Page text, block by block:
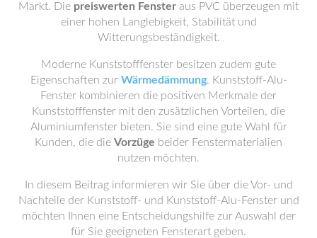
Markt. Die preiswerten Fenster aus PVC überzeugen mit
einer hohen Langlebigkeit, Stabilität und
Witterungsbeständigkeit.
Moderne Kunststofffenster besitzen zudem gute
Eigenschaften zur Wärmedämmung. Kunststoff-Alu-
Fenster kombinieren die positiven Merkmale der
Kunststofffenster mit den zusätzlichen Vorteilen, die
Aluminiumfenster bieten. Sie sind eine gute Wahl für
Kunden, die die Vorzüge beider Fenstermaterialien
nutzen möchten.
In diesem Beitrag informieren wir Sie über die Vor- und
Nachteile der Kunststoff- und Kunststoff-Alu-Fenster und
möchten Ihnen eine Entscheidungshilfe zur Auswahl der
für Sie geeigneten Fensterart geben.